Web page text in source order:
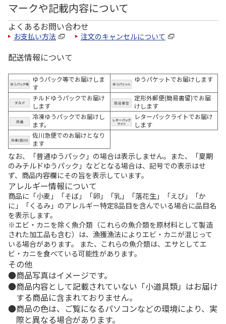
マークや記載内容について
よくあるお問い合わせ
お支払い方法 注文のキャンセルについて
配送情報について
ゆうパック等でお届けしま
す
ゆうパケットでお届けします
チルドゆうパックでお届け
します
定形外郵便(簡易書留)でお届
けします
冷凍ゆうパックでお届けし
ます。
レターパックライトでお届け
します
佐川急便でのお届けとなり
ます
なお、「普通ゆうパック」の場合は表示しません。また、「夏期
のみチルドゆうパック」などとなる場合は、記号での表示はせ
ず、商品内容欄にその旨を表示しています。
アレルギー情報について
商品に「小麦」「そば」「卵」「乳」「落花生」「えび」「か
に」「くるみ」のアレルギー特定8品目を含んでいる場合に品目名
を表示します。
※エビ・カニを除く魚介類（これらの魚介類を原材料として製造
された加工品も含む）は、漁獲漁法によりエビ・カニが混じって
いる場合があります。 また、これらの魚介類は、エサとしてエ
ビ・カニを食べている可能性があります。
その他
商品写真はイメージです。
商品内容として記載されていない「小道具類」はお届け
する商品に含まれておりません。
商品の色は、ご覧になるパソコンなどの環境により、実
際と異なる場合があります。